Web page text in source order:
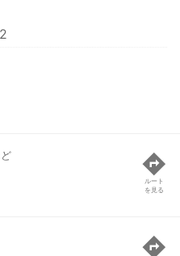
ルート
を見る